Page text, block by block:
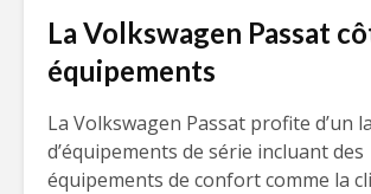
La Volkswagen Passat
équipements
La Volkswagen Passat profite d’un
d’équipements de série incluant des
équipements de confort comme la